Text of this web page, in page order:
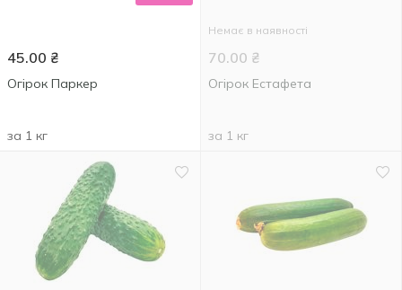
45.00 ₴
Огірок Паркер
за 1 кг
Немає в наявності
70.00 ₴
Огірок Естафета
за 1 кг